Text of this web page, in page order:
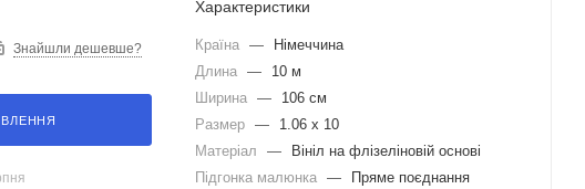
Знайшли дешевше?
Характеристики
Країна —
Німеччина
Длина —
10 м
Ширина —
106 см
Размер —
1.06 x 10
Матеріал
—
Вініл на флізеліновій основі
Підгонка малюнка —
Пряме поєднання